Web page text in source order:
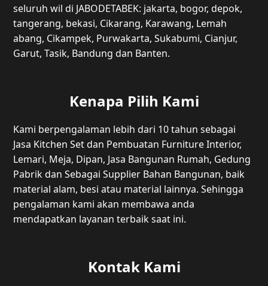
seluruh wil di JABODETABEK: jakarta, bogor, depok,
tangerang, bekasi, Cikarang, Karawang, Lemah
abang, Cikampek, Purwakarta, Sukabumi, Cianjur,
Garut, Tasik, Bandung dan Banten.
Kenapa Pilih Kami
Kami berpengalaman lebih dari 10 tahun sebagai
Jasa Kitchen Set dan Pembuatan Furniture Interior,
Lemari, Meja, Dipan, Jasa Bangunan Rumah, Gedung
Pabrik dan Sebagai Supplier Bahan Bangunan, baik
material alam, besi atau material lainnya. Sehingga
pengalaman kami akan membawa anda
mendapatkan layanan terbaik saat ini.
Kontak Kami